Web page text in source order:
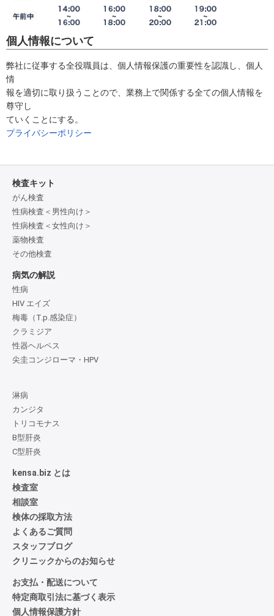
個人情報について
弊社に従事する全役職員は、個人情報保護の重要性を認識し、個人
情
報を適切に取り扱うことので、業務上で関係する全ての個人情報を
尊守し
ていくことにする。
プライバシーポリシー
検査キット
がん検査
性病検査＜男性向け＞
性病検査＜女性向け＞
薬物検査
その他検査
病気の解説
性病
HIV エイズ
梅毒（T.p.感染症）
クラミジア
性器ヘルペス
尖圭コンジローマ・HPV
淋病
カンジタ
トリコモナス
B型肝炎
C型肝炎
kensa.biz とは
検査室
相談室
検体の採取方法
よくあるご質問
スタッフブログ
クリニックからのお知らせ
お支払・配送について
特定商取引法に基づく表示
個人情報保護方針